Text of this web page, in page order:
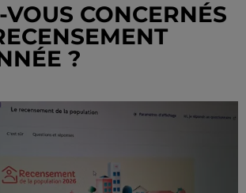
VOUS CONCERNÉS
?